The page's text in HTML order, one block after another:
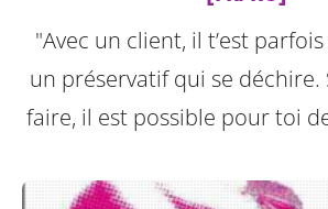
"Avec un client, il t’est
un préservatif qui se déchire.
faire, il est possible pour toi